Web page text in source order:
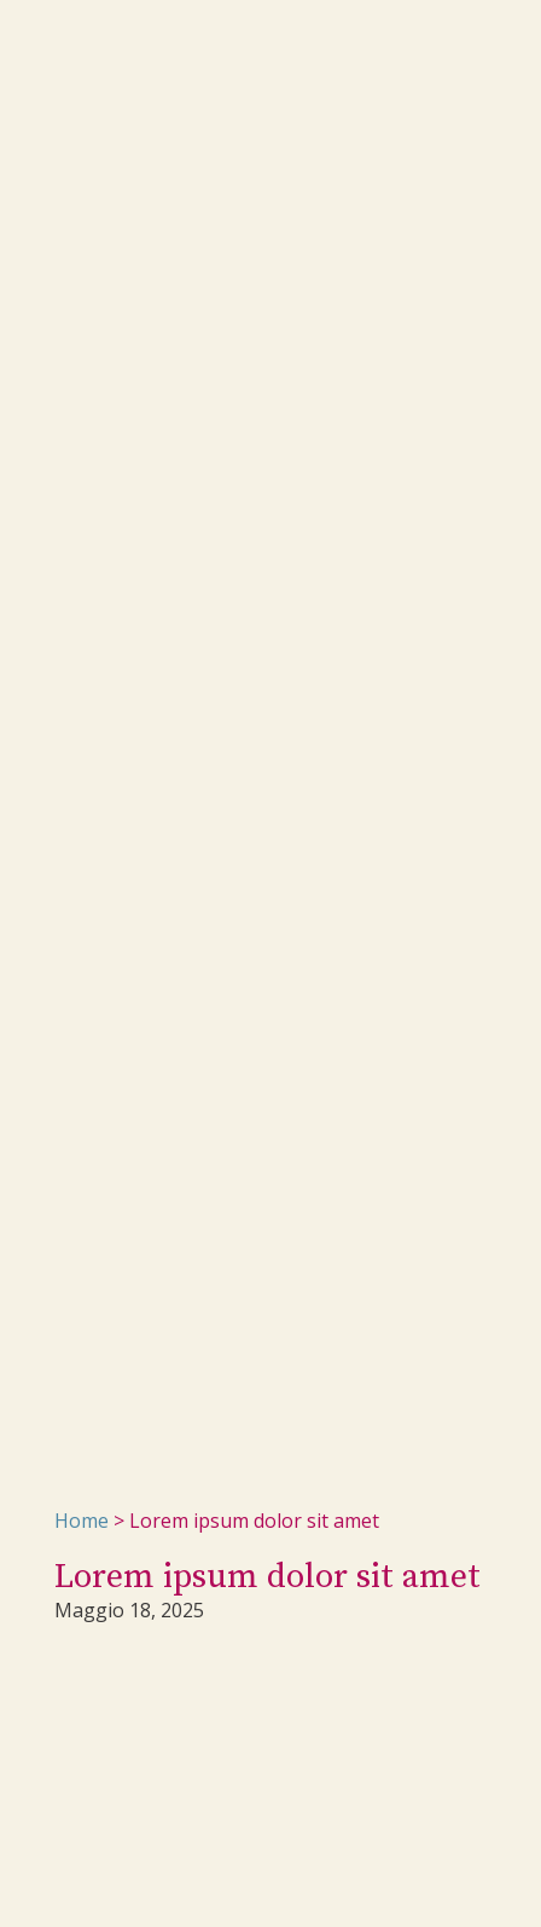
Home > Lorem ipsum dolor sit amet
Lorem ipsum dolor sit amet
Maggio 18, 2025